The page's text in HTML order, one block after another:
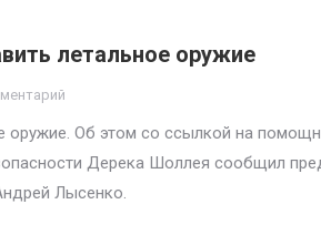
летальное оружие
Об этом со ссылкой на
Дерека Шоллея сообщил
Лысенко.